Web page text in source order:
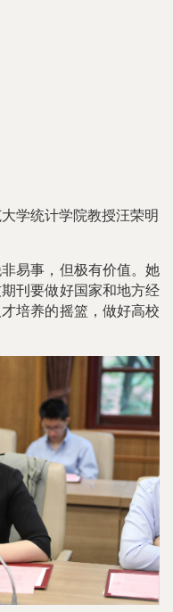
学统计学院教授汪荣明
易事，但极有价值。她
刊要做好国家和地方经
培养的摇篮，做好高校